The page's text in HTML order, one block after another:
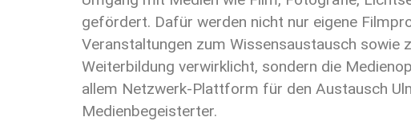
gefördert. Dafür werden nicht nur eigene
Veranstaltungen zum Wissensaustausch sowie
Weiterbildung verwirklicht, sondern die
allem Netzwerk-Plattform für den Austausch
Medienbegeisterter.